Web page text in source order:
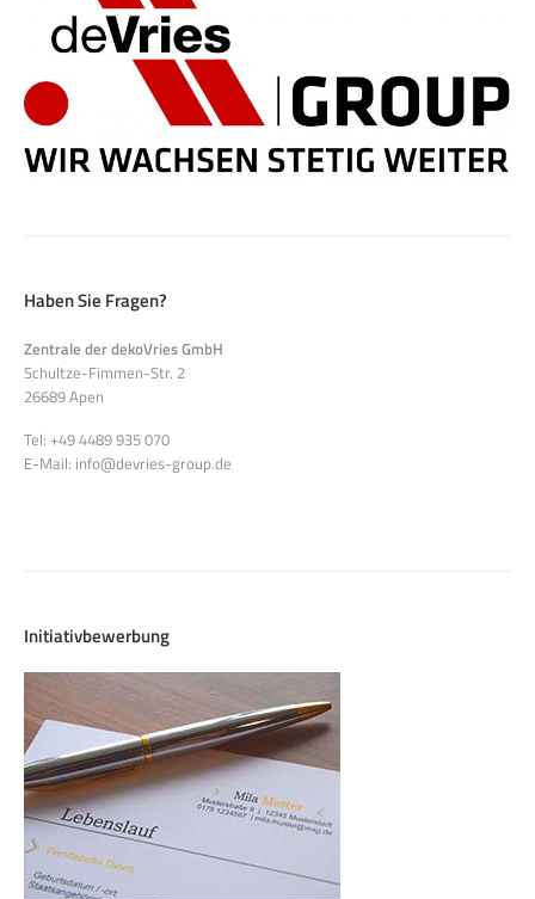
Haben Sie Fragen?
Zentrale der dekoVries GmbH
Schultze-Fimmen-Str. 2
26689 Apen
Tel: +49 4489 935 070
E-Mail: info@devries-group.de
Initiativbewerbung